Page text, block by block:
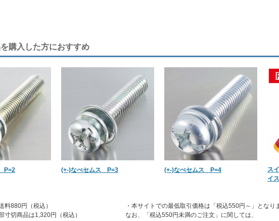
購入した方におすすめ
P=2 (+-)なべセムス P=3 (+-)なべセムス P=4
ス
イ
料880円（税込）
寸切商品は1,320円（税込）
・本サイトでの最低取引価格は「税込550円～」となり
なお、「税込550円未満のご注文」に関しては、